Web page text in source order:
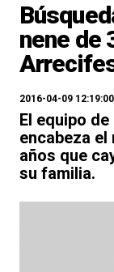
nene de
2016-04-09 12:19:00
El equipo
encabeza
años que
su familia.